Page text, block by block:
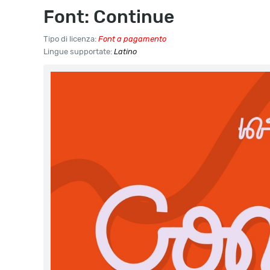
Font: Continue
Tipo di licenza: Font a pagamento
Lingue supportate: Latino